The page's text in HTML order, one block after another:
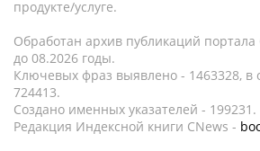
продукте/услуге.
Обработан архив публикаций портала
до 08.2026 годы.
Ключевых фраз выявлено - 1463328, в
724413.
Создано именных указателей - 199231.
Редакция Индексной книги CNews -